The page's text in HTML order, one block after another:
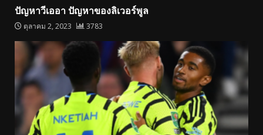
ปัญหาวีเออา ปัญหาของลิเวอร์พูล
ตุลาคม 2, 2023 3783